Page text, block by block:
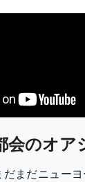
会のオア
まだニュー